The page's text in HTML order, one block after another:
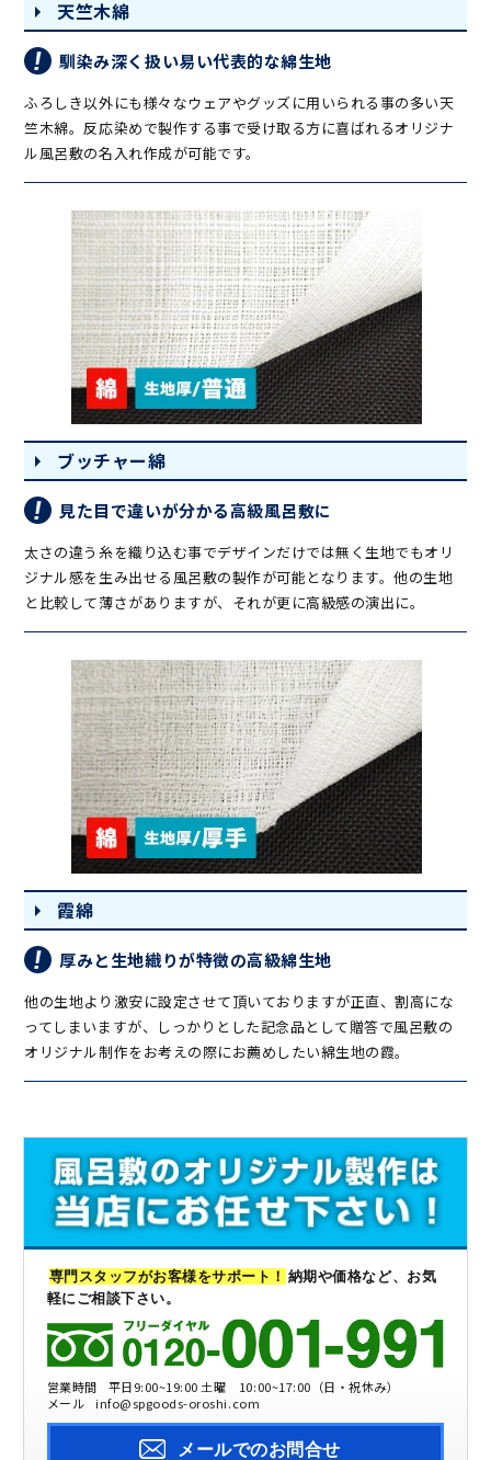
天竺木綿
馴染み深く扱い易い代表的な綿生地
ふろしき以外にも様々なウェアやグッズに用いられる事の多い天
竺木綿。反応染めで製作する事で受け取る方に喜ばれるオリジナ
ル風呂敷の名入れ作成が可能です。
ブッチャー綿
見た目で違いが分かる高級風呂敷に
太さの違う糸を織り込む事でデザインだけでは無く生地でもオリ
ジナル感を生み出せる風呂敷の製作が可能となります。他の生地
と比較して薄さがありますが、それが更に高級感の演出に。
霞綿
厚みと生地織りが特徴の高級綿生地
他の生地より激安に設定させて頂いておりますが正直、割高にな
ってしまいますが、しっかりとした記念品として贈答で風呂敷の
オリジナル制作をお考えの際にお薦めしたい綿生地の霞。
専門スタッフがお客様をサポート！ 納期や価格など、お気
軽にご相談下さい。
営業時間
平日9:00~19:00 土曜 10:00~17:00（日・祝休み）
メール
info@spgoods-oroshi.com
メールでのお問合せ